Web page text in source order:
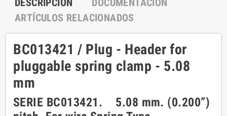
DESCRIPCIÓN
DOCUMENTACIÓN
ARTÍCULOS RELACIONADOS
BC013421 / Plug - Header for
pluggable spring clamp - 5.08
mm
SERIE BC013421. 5.08 mm. (0.200”)